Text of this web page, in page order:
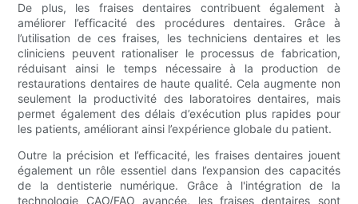
De plus, les fraises dentaires contribuent également à
améliorer l’efficacité des procédures dentaires. Grâce à
l’utilisation de ces fraises, les techniciens dentaires et les
cliniciens peuvent rationaliser le processus de fabrication,
réduisant ainsi le temps nécessaire à la production de
restaurations dentaires de haute qualité. Cela augmente non
seulement la productivité des laboratoires dentaires, mais
permet également des délais d’exécution plus rapides pour
les patients, améliorant ainsi l’expérience globale du patient.
Outre la précision et l’efficacité, les fraises dentaires jouent
également un rôle essentiel dans l’expansion des capacités
de la dentisterie numérique. Grâce à l'intégration de la
technologie CAO/FAO avancée, les fraises dentaires sont